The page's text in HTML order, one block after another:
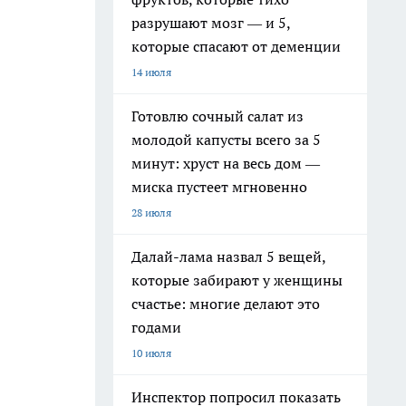
разрушают мозг — и 5,
которые спасают от деменции
14 июля
Готовлю сочный салат из
молодой капусты всего за 5
минут: хруст на весь дом —
миска пустеет мгновенно
28 июля
Далай-лама назвал 5 вещей,
которые забирают у женщины
счастье: многие делают это
годами
10 июля
Инспектор попросил показать